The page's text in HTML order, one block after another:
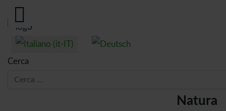
Seleziona la tua lingua
Cerca
Natura